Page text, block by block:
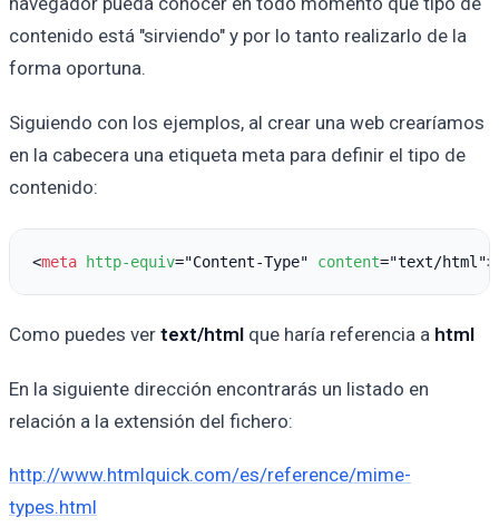
contenido está "sirviendo" y por lo tanto realizarlo de la
forma oportuna.
Siguiendo con los ejemplos, al crear una web crearíamos
en la cabecera una etiqueta meta para definir el tipo de
contenido:
<meta http-equiv="Content-Type" content
Como puedes ver text/html que haría referencia a html
En la siguiente dirección encontrarás un listado en
relación a la extensión del fichero:
http://www.htmlquick.com/es/reference/mime-
types.html